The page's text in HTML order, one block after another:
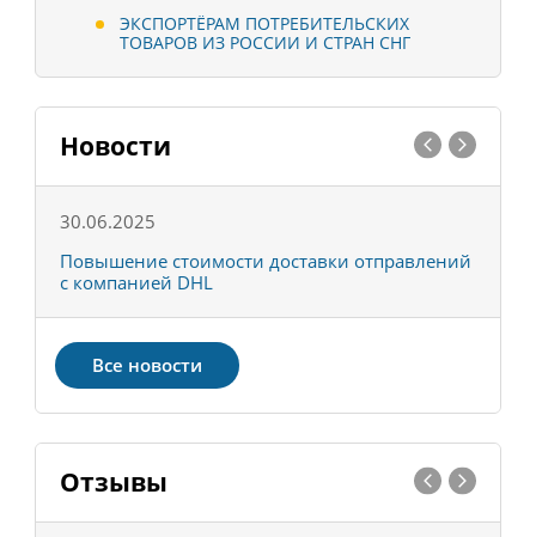
ЭКСПОРТЁРАМ ПОТРЕБИТЕЛЬСКИХ
ТОВАРОВ ИЗ РОССИИ И СТРАН СНГ
Новости
30.06.2025
Повышение стоимости доставки отправлений
с компанией DHL
Все новости
Отзывы